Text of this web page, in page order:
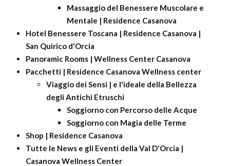
Massaggio del Benessere Muscolare e
Mentale | Residence Casanova
Hotel Benessere Toscana | Residence Casanova |
San Quirico d'Orcia
Panoramic Rooms | Wellness Center Casanova
Pacchetti | Residence Casanova Wellness center
Viaggio dei Sensi | e l'ideale della Bellezza
degli Antichi Etruschi
Soggiorno con Percorso delle Acque
Soggiorno con Magia delle Terme
Shop | Residence Casanova
Tutte le News e gli Eventi della Val D'Orcia |
Casanova Wellness Center